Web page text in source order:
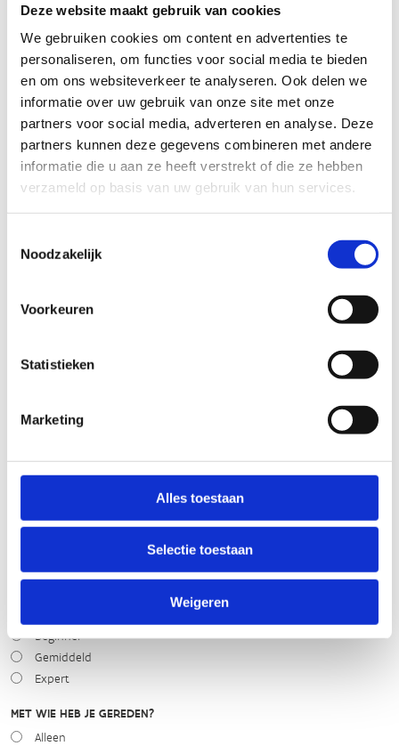
Deze website maakt gebruik van cookies
We gebruiken cookies om content en advertenties te
personaliseren, om functies voor social media te bieden
en om ons websiteverkeer te analyseren. Ook delen we
informatie over uw gebruik van onze site met onze
partners voor social media, adverteren en analyse. Deze
partners kunnen deze gegevens combineren met andere
informatie die u aan ze heeft verstrekt of die ze hebben
verzameld op basis van uw gebruik van hun services.
Noodzakelijk
Voorkeuren
Statistieken
Marketing
Alles toestaan
Selectie toestaan
Weigeren
TECHNISCHE MOEILIJKHEIDSGRAAD
makkelijk moeilijk
slecht
Routemeldpunt
STAAT VAN PARCOURS(ONDERGROND, BEGROEIING, ONDERHOUD)
slecht
Winters
Beginner
Gemiddeld
Expert
MET WIE HEB JE GEREDEN?
Alleen